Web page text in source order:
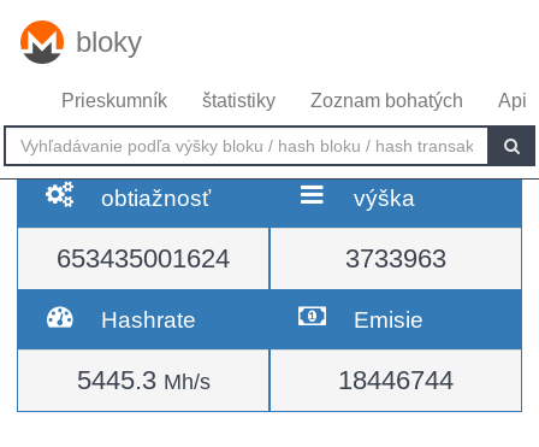
bloky
Prieskumník štatistiky Zoznam bohatých Api
obtiažnosť
653435001624
výška
3733963
Hashrate
5445.3 Mh/s
Emisie
18446744